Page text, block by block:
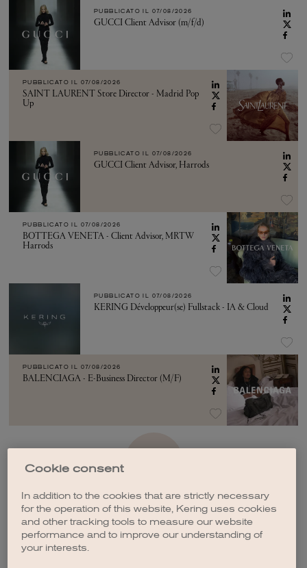
PUBBLICATO IL 07/08/2026
GUCCI Client Advisor (m/f/d)
PUBBLICATO IL 07/08/2026
SAINT LAURENT Store Director - Madrid Pop
Up
PUBBLICATO IL 07/08/2026
GUCCI Client Advisor, Harrods
PUBBLICATO IL 07/08/2026
BOTTEGA VENETA - Client Advisor, MRTW
Harrods
PUBBLICATO IL 07/08/2026
KERING Développeur(se) Fullstack - IA & Cloud
PUBBLICATO IL 07/08/2026
BALENCIAGA - E-Business Director (M/F)
Cookie consent
In addition to the cookies that are strictly necessary
for the operation of this website, Kering uses cookies
and other tracking tools to measure our website
performance and to improve our understanding of
your interests.